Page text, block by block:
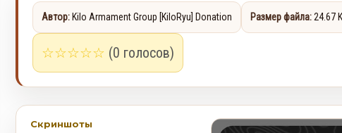
Автор:Kilo Armament Group [KiloRyu] Donation Размер файла:24.67
☆☆☆☆☆ (0 голосов)
Скриншоты